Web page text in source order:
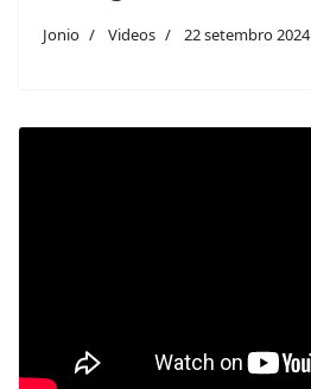
Jonio Videos 22 setembro 2024